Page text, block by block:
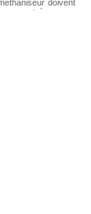
doivent
à ne pas